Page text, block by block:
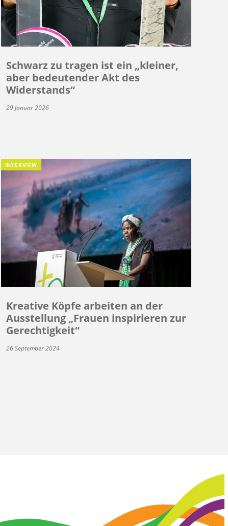
Schwarz zu tragen ist ein „kleiner,
aber bedeutender Akt des
Widerstands“
29 Januar 2026
INTERVIEW
Kreative Köpfe arbeiten an der
Ausstellung „Frauen inspirieren zur
Gerechtigkeit“
26 September 2024